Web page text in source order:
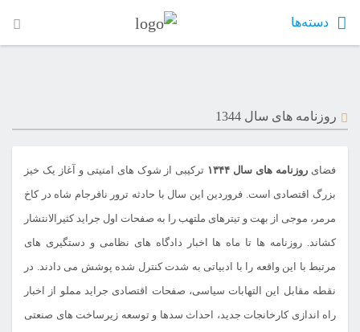
دسته‌ها
روزنامه های سال 1344
فضای روزنامه های سال ۱۳۴۴
ترکیبی از شوک های امنیتی و آغاز یک خیز
بزرگ اقتصادی است. فروردین این سال با حادثه ترور نافرجام شاه در کاخ
مرمر، موجی از بهت و تیترهای ملتهب را به صفحات اول جراید کثیرالانتشار
کشاند. روزنامه ها تا ماه ها اخبار دادگاه های نظامی و دستگیری های
مرتبط با این واقعه را با ادبیاتی به شدت کنترل شده پوشش می دادند. در
نقطه مقابل این التهابات سیاسی، صفحات اقتصادی جراید مملو از اخبار
راه اندازی کارخانجات جدید، احداث سدها و توسعه زیرساخت های صنعتی